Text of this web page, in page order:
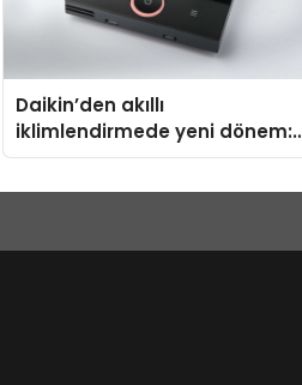
Daikin’den akıllı
iklimlendirmede yeni dönem:
Madoka Plus Türkiye’de